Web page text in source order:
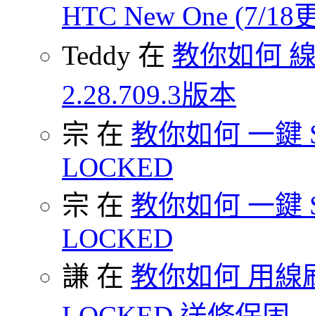
HTC New One (7/18
Teddy 在 教你如何
2.28.709.3版本
宗 在 教你如何 一鍵
LOCKED
宗 在 教你如何 一鍵
LOCKED
謙 在 教你如何 用線